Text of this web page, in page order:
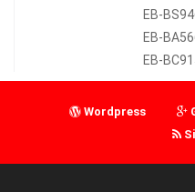
EB-
EB-
EB-
Wordpress